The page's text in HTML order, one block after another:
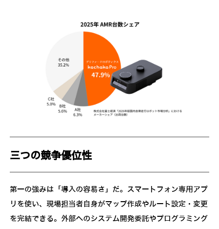
三つの競争優位性
第一の強みは「導入の容易さ」だ。スマートフォン専用アプ
リを使い、現場担当者自身がマップ作成やルート設定・変更
を完結できる。外部へのシステム開発委託やプログラミング